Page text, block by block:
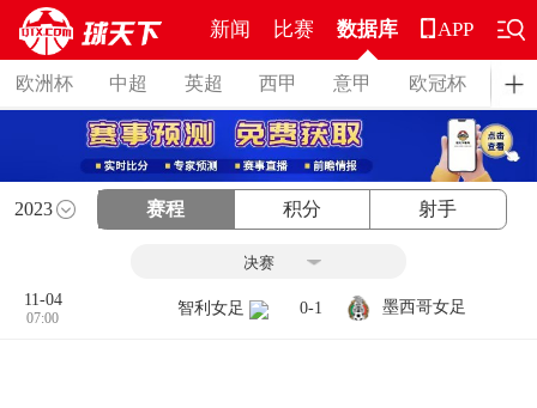
新闻 比赛 数据库
欧洲杯 中超 英超 西甲 意甲 欧冠杯 德
APP
2023 赛程 积分 射手
11-04
07:00
智利女足 0-1 墨西哥女足